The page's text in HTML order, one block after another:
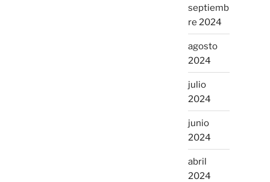
septiemb
re 2024
agosto
2024
julio
2024
junio
2024
abril
2024